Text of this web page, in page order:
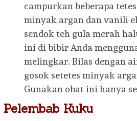
campurkan beberapa
minyak argan dan vanili
sendok teh gula merah
ini di bibir Anda
melingkar. Bilas dengan
gosok setetes minyak
Gunakan obat ini hanya
Pelembab Kuku